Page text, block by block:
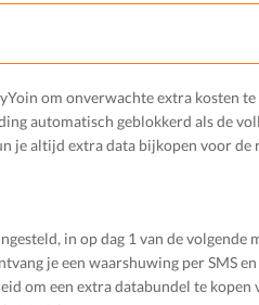
om onverwachte extra kosten
automatisch geblokkerd als de
je altijd extra data bijkopen voor de
in op dag 1 van de volgende
je een waarshuwing per SMS
om een extra databundel te kopen